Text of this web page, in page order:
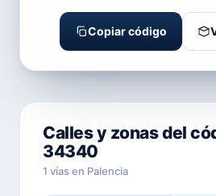
Copiar código
Calles y zonas del
34340
1 vías en Palencia